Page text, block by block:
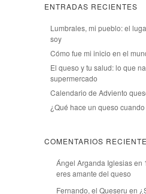
ENTRADAS RECIENTES
Lumbrales, mi pueblo: el
soy
Cómo fue mi inicio en el
El queso y tu salud: lo que
supermercado
Calendario de Adviento
¿Qué hace un queso
COMENTARIOS
Ángel Arganda Iglesiasen
eres amante del queso
Fernando, el Queseru en